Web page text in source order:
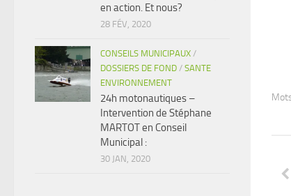
en action. Et nous?
28 FÉV, 2020
CONSEILS MUNICIPAUX /
DOSSIERS DE FOND / SANTE
ENVIRONNEMENT
24h motonautiques –
Intervention de Stéphane
MARTOT en Conseil
Municipal :
30 JAN, 2020